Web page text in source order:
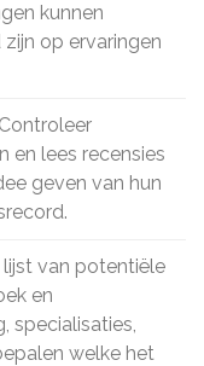
kunnen
op ervaringen
en lees recensies
geven van hun
lijst van potentiële
en
specialisaties,
welke het